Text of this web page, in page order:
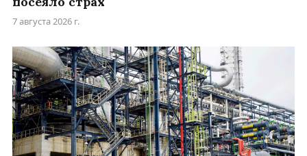
7 августа 2026 г.